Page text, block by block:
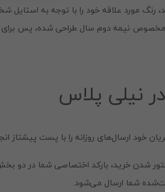
رنگ مورد علاقه خود را با توجه به استایل
مخصوص نیمه دوم سال طراحی شده، پس
نیلی پلاس
خود ارسال‌های روزانه را با پست
شدن خرید، بارکد اختصاصی شما در دو
شما ارسال می‌شود.